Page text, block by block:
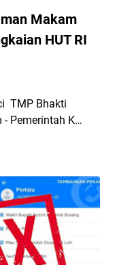
Makam
HUT RI
TMP Bhakti
- Pemerintah K…